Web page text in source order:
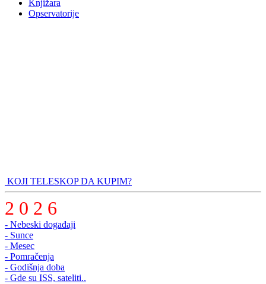
Knjižara
Opservatorije
KOJI TELESKOP DA KUPIM?
2 0 2 6
- Nebeski događaji
- Sunce
- Mesec
- Pomračenja
- Godišnja doba
- Gde su ISS, sateliti..